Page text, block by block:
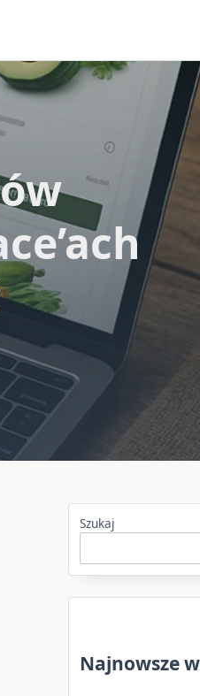
Szukaj
Najnowsze